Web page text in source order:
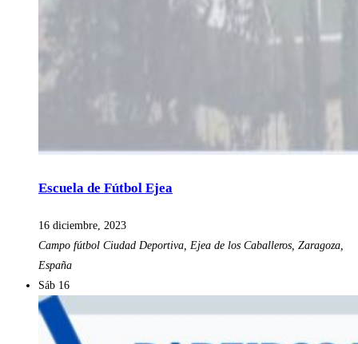
Escuela de Fútbol Ejea
16 diciembre, 2023
Campo fútbol Ciudad Deportiva, Ejea de los Caballeros, Zaragoza,
España
Sáb 16